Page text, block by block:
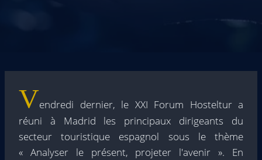
Vendredi dernier, le XXI Forum Hosteltur a
réuni à Madrid les principaux dirigeants du
secteur touristique espagnol sous le thème
« Analyser le présent, projeter l'avenir ». En